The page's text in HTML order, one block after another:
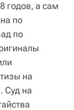
годов, а сам
по
по
на
Суд на